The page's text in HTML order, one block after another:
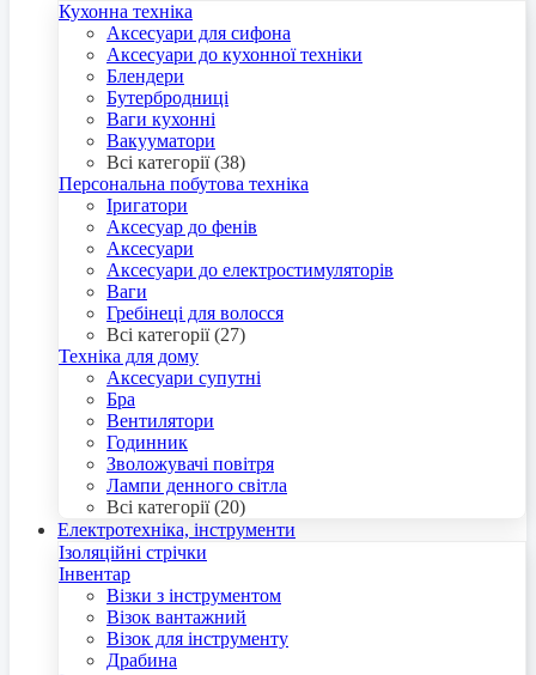
Кухонна техніка
Аксесуари для сифона
Аксесуари до кухонної техніки
Блендери
Бутербродниці
Ваги кухонні
Вакууматори
Всі категорії (38)
Персональна побутова техніка
Іригатори
Аксесуар до фенів
Аксесуари
Аксесуари до електростимуляторів
Ваги
Гребінеці для волосся
Всі категорії (27)
Техніка для дому
Аксесуари супутні
Бра
Вентилятори
Годинник
Зволожувачі повітря
Лампи денного світла
Всі категорії (20)
Електротехніка, інструменти
Ізоляційні стрічки
Інвентар
Візки з інструментом
Візок вантажний
Візок для інструменту
Драбина